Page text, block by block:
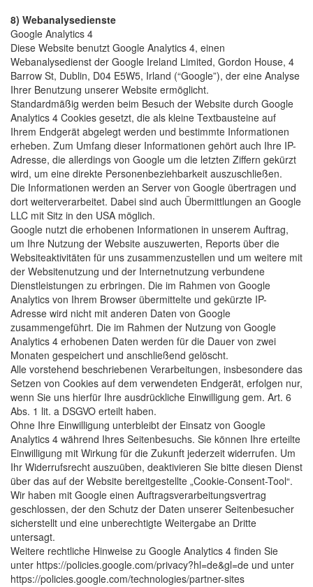
8) Webanalysedienste
Google Analytics 4
Diese Website benutzt Google Analytics 4, einen
Webanalysedienst der Google Ireland Limited, Gordon House, 4
Barrow St, Dublin, D04 E5W5, Irland (“Google”), der eine Analyse
Ihrer Benutzung unserer Website ermöglicht.
Standardmäßig werden beim Besuch der Website durch Google
Analytics 4 Cookies gesetzt, die als kleine Textbausteine auf
Ihrem Endgerät abgelegt werden und bestimmte Informationen
erheben. Zum Umfang dieser Informationen gehört auch Ihre IP-
Adresse, die allerdings von Google um die letzten Ziffern gekürzt
wird, um eine direkte Personenbeziehbarkeit auszuschließen.
Die Informationen werden an Server von Google übertragen und
dort weiterverarbeitet. Dabei sind auch Übermittlungen an Google
LLC mit Sitz in den USA möglich.
Google nutzt die erhobenen Informationen in unserem Auftrag,
um Ihre Nutzung der Website auszuwerten, Reports über die
Websiteaktivitäten für uns zusammenzustellen und um weitere mit
der Websitenutzung und der Internetnutzung verbundene
Dienstleistungen zu erbringen. Die im Rahmen von Google
Analytics von Ihrem Browser übermittelte und gekürzte IP-
Adresse wird nicht mit anderen Daten von Google
zusammengeführt. Die im Rahmen der Nutzung von Google
Analytics 4 erhobenen Daten werden für die Dauer von zwei
Monaten gespeichert und anschließend gelöscht.
Alle vorstehend beschriebenen Verarbeitungen, insbesondere das
Setzen von Cookies auf dem verwendeten Endgerät, erfolgen nur,
wenn Sie uns hierfür Ihre ausdrückliche Einwilligung gem. Art. 6
Abs. 1 lit. a DSGVO erteilt haben.
Ohne Ihre Einwilligung unterbleibt der Einsatz von Google
Analytics 4 während Ihres Seitenbesuchs. Sie können Ihre erteilte
Einwilligung mit Wirkung für die Zukunft jederzeit widerrufen. Um
Ihr Widerrufsrecht auszuüben, deaktivieren Sie bitte diesen Dienst
über das auf der Website bereitgestellte „Cookie-Consent-Tool“.
Wir haben mit Google einen Auftragsverarbeitungsvertrag
geschlossen, der den Schutz der Daten unserer Seitenbesucher
sicherstellt und eine unberechtigte Weitergabe an Dritte
untersagt.
Weitere rechtliche Hinweise zu Google Analytics 4 finden Sie
unter https://policies.google.com/privacy?hl=de&gl=de und unter
https://policies.google.com/technologies/partner-sites